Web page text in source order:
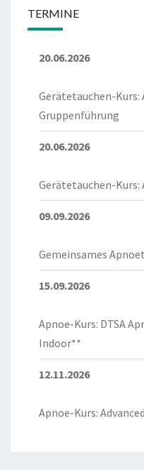
TERMINE
20.06.2026
Gerätetauchen-Kurs:
Gruppenführung
20.06.2026
Gerätetauchen-
09.09.2026
Gemeinsames
15.09.2026
Apnoe-Kurs: DTSA
Indoor**
12.11.2026
Apnoe-Kurs: